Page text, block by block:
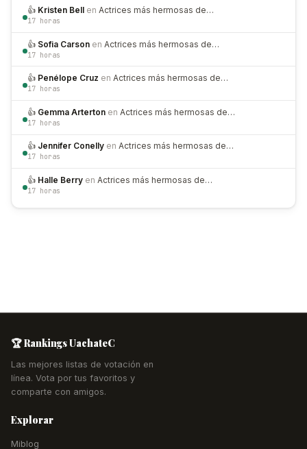
👍 Kristen Bell en Actrices más hermosas de…
17 horas
👍 Sofia Carson en Actrices más hermosas de…
17 horas
👍 Penélope Cruz en Actrices más hermosas de…
17 horas
👍 Gemma Arterton en Actrices más hermosas de…
17 horas
👍 Jennifer Conelly en Actrices más hermosas de…
17 horas
👍 Halle Berry en Actrices más hermosas de…
17 horas
🏆 Rankings UachateC
Las mejores listas de votación en
línea. Vota por tus favoritos y
comparte con amigos.
Explorar
Miblog